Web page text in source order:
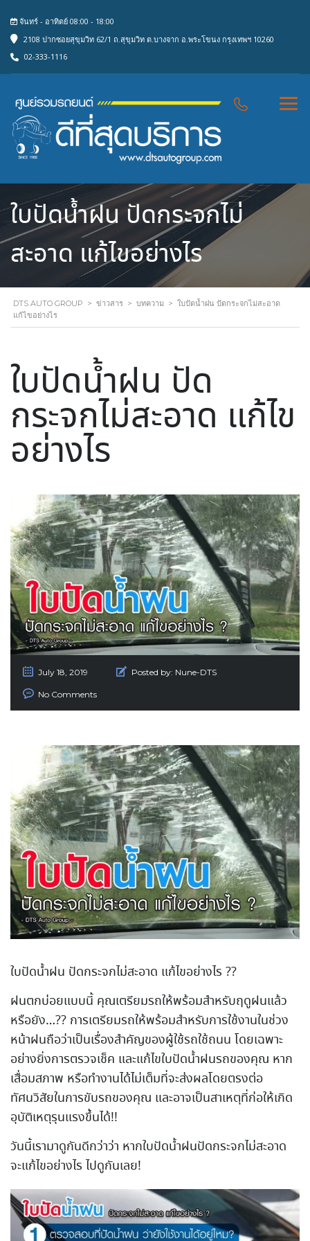
จันทร์ - อาทิตย์ 08:00 - 18:00
2108 ปากซอยสุขุมวิท 62/1 ถ.สุขุมวิท ต.บางจาก อ.พระโขนง กรุงเทพฯ 10260
02-333-1116
ใบปัดน้ำฝน ปัดกระจกไม่
สะอาด แก้ไขอย่างไร
DTS AUTO GROUP > ข่าวสาร > บทความ > ใบปัดน้ำฝน ปัดกระจกไม่สะอาด
แก้ไขอย่างไร
ใบปัดน้ำฝน ปัด
กระจกไม่สะอาด แก้ไข
อย่างไร
July 18, 2019 Posted by: Nune-DTS
No Comments
ใบปัดน้ำฝน ปัดกระจกไม่สะอาด แก้ไขอย่างไร ??
ฝนตกบ่อยแบบนี้ คุณเตรียมรถให้พร้อมสำหรับฤดูฝนแล้ว
หรือยัง…?? การเตรียมรถให้พร้อมสำหรับการใช้งานในช่วง
หน้าฝนถือว่าเป็นเรื่องสำคัญของผู้ใช้รถใช้ถนน โดยเฉพาะ
อย่างยิ่งการตรวจเช็ค และแก้ไขใบปัดน้ำฝนรถของคุณ หาก
เสื่อมสภาพ หรือทำงานได้ไม่เต็มที่จะส่งผลโดยตรงต่อ
ทัศนวิสัยในการขับรถของคุณ และอาจเป็นสาเหตุที่ก่อให้เกิด
อุบัติเหตุรุนแรงขึ้นได้!!
วันนี้เรามาดูกันดีกว่าว่า หากใบปัดน้ำฝนปัดกระจกไม่สะอาด
จะแก้ไขอย่างไร ไปดูกันเลย!